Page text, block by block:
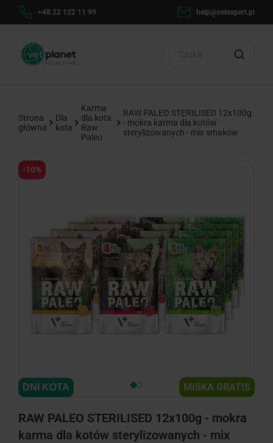
+48 22 122 11 99 help@vetexpert.pl
Strona
główna
Dla
kota
Karma
dla kota
Raw
Paleo
RAW PALEO STERILISED 12x100g
- mokra karma dla kotów
sterylizowanych - mix smaków
-10%
MISKA GRATIS
DNI KOTA
RAW PALEO STERILISED 12x100g - mokra
karma dla kotów sterylizowanych - mix